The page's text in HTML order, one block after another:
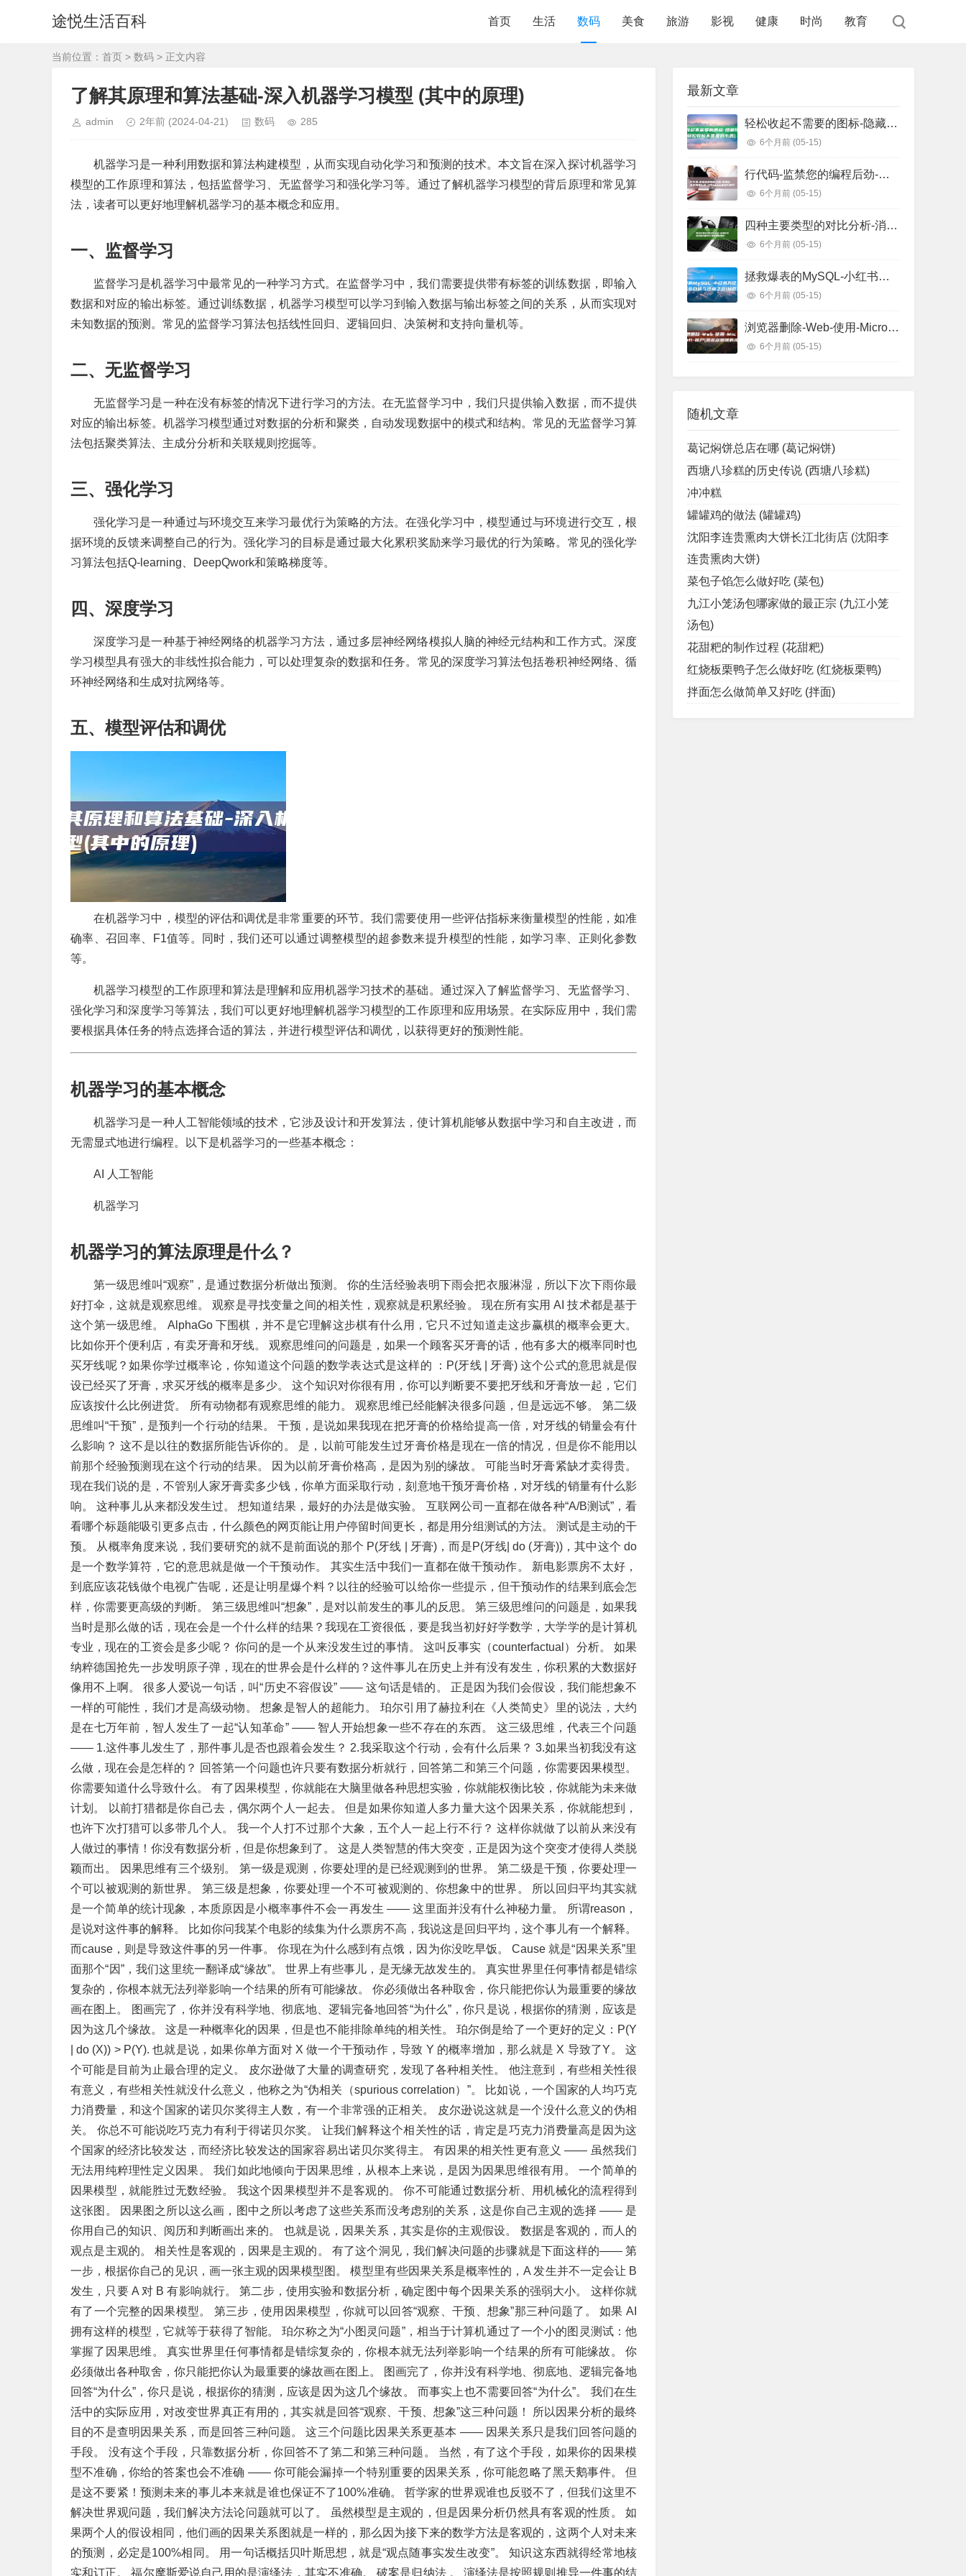
途悦生活百科 首页 生活 数码 美食 旅游 影视 健康 时尚 教育
当前位置： 首页 > 数码 > 正文内容
了解其原理和算法基础-深入机器学习模型 (其中的原理)
admin 2年前 (2024-04-21) 数码 285
机器学习是一种利用数据和算法构建模型，从而实现自动化学习和预测的技术。本文旨在深入探讨机器学习
模型的工作原理和算法，包括监督学习、无监督学习和强化学习等。通过了解机器学习模型的背后原理和常见算
法，读者可以更好地理解机器学习的基本概念和应用。
一、监督学习
监督学习是机器学习中最常见的一种学习方式。在监督学习中，我们需要提供带有标签的训练数据，即输入
数据和对应的输出标签。通过训练数据，机器学习模型可以学习到输入数据与输出标签之间的关系，从而实现对
未知数据的预测。常见的监督学习算法包括线性回归、逻辑回归、决策树和支持向量机等。
二、无监督学习
无监督学习是一种在没有标签的情况下进行学习的方法。在无监督学习中，我们只提供输入数据，而不提供
对应的输出标签。机器学习模型通过对数据的分析和聚类，自动发现数据中的模式和结构。常见的无监督学习算
法包括聚类算法、主成分分析和关联规则挖掘等。
三、强化学习
强化学习是一种通过与环境交互来学习最优行为策略的方法。在强化学习中，模型通过与环境进行交互，根
据环境的反馈来调整自己的行为。强化学习的目标是通过最大化累积奖励来学习最优的行为策略。常见的强化学
习算法包括Q-learning、DeepQwork和策略梯度等。
四、深度学习
深度学习是一种基于神经网络的机器学习方法，通过多层神经网络模拟人脑的神经元结构和工作方式。深度
学习模型具有强大的非线性拟合能力，可以处理复杂的数据和任务。常见的深度学习算法包括卷积神经网络、循
环神经网络和生成对抗网络等。
五、模型评估和调优
在机器学习中，模型的评估和调优是非常重要的环节。我们需要使用一些评估指标来衡量模型的性能，如准
确率、召回率、F1值等。同时，我们还可以通过调整模型的超参数来提升模型的性能，如学习率、正则化参数
等。
机器学习模型的工作原理和算法是理解和应用机器学习技术的基础。通过深入了解监督学习、无监督学习、
强化学习和深度学习等算法，我们可以更好地理解机器学习模型的工作原理和应用场景。在实际应用中，我们需
要根据具体任务的特点选择合适的算法，并进行模型评估和调优，以获得更好的预测性能。
机器学习的基本概念
机器学习是一种人工智能领域的技术，它涉及设计和开发算法，使计算机能够从数据中学习和自主改进，而
无需显式地进行编程。以下是机器学习的一些基本概念：
AI 人工智能
机器学习
机器学习的算法原理是什么？
第一级思维叫“观察”，是通过数据分析做出预测。 你的生活经验表明下雨会把衣服淋湿，所以下次下雨你最
好打伞，这就是观察思维。 观察是寻找变量之间的相关性，观察就是积累经验。 现在所有实用 AI 技术都是基于
这个第一级思维。 AlphaGo 下围棋，并不是它理解这步棋有什么用，它只不过知道走这步赢棋的概率会更大。
比如你开个便利店，有卖牙膏和牙线。 观察思维问的问题是，如果一个顾客买牙膏的话，他有多大的概率同时也
买牙线呢？如果你学过概率论，你知道这个问题的数学表达式是这样的 ：P(牙线 | 牙膏) 这个公式的意思就是假
设已经买了牙膏，求买牙线的概率是多少。 这个知识对你很有用，你可以判断要不要把牙线和牙膏放一起，它们
应该按什么比例进货。 所有动物都有观察思维的能力。 观察思维已经能解决很多问题，但是远远不够。 第二级
思维叫“干预”，是预判一个行动的结果。 干预，是说如果我现在把牙膏的价格给提高一倍，对牙线的销量会有什
么影响？ 这不是以往的数据所能告诉你的。 是，以前可能发生过牙膏价格是现在一倍的情况，但是你不能用以
前那个经验预测现在这个行动的结果。 因为以前牙膏价格高，是因为别的缘故。 可能当时牙膏紧缺才卖得贵。
现在我们说的是，不管别人家牙膏卖多少钱，你单方面采取行动，刻意地干预牙膏价格，对牙线的销量有什么影
响。 这种事儿从来都没发生过。 想知道结果，最好的办法是做实验。 互联网公司一直都在做各种“A/B测试”，看
看哪个标题能吸引更多点击，什么颜色的网页能让用户停留时间更长，都是用分组测试的方法。 测试是主动的干
预。 从概率角度来说，我们要研究的就不是前面说的那个 P(牙线 | 牙膏)，而是P(牙线| do (牙膏))，其中这个 do
是一个数学算符，它的意思就是做一个干预动作。 其实生活中我们一直都在做干预动作。 新电影票房不太好，
到底应该花钱做个电视广告呢，还是让明星爆个料？以往的经验可以给你一些提示，但干预动作的结果到底会怎
样，你需要更高级的判断。 第三级思维叫“想象”，是对以前发生的事儿的反思。 第三级思维问的问题是，如果我
当时是那么做的话，现在会是一个什么样的结果？我现在工资很低，要是我当初好好学数学，大学学的是计算机
专业，现在的工资会是多少呢？ 你问的是一个从来没发生过的事情。 这叫反事实（counterfactual）分析。 如果
纳粹德国抢先一步发明原子弹，现在的世界会是什么样的？这件事儿在历史上并有没有发生，你积累的大数据好
像用不上啊。 很多人爱说一句话，叫“历史不容假设” —— 这句话是错的。 正是因为我们会假设，我们能想象不
一样的可能性，我们才是高级动物。 想象是智人的超能力。 珀尔引用了赫拉利在《人类简史》里的说法，大约
是在七万年前，智人发生了一起“认知革命” —— 智人开始想象一些不存在的东西。 这三级思维，代表三个问题
—— 1.这件事儿发生了，那件事儿是否也跟着会发生？ 2.我采取这个行动，会有什么后果？ 3.如果当初我没有这
么做，现在会是怎样的？ 回答第一个问题也许只要有数据分析就行，回答第二和第三个问题，你需要因果模型。
你需要知道什么导致什么。 有了因果模型，你就能在大脑里做各种思想实验，你就能权衡比较，你就能为未来做
计划。 以前打猎都是你自己去，偶尔两个人一起去。 但是如果你知道人多力量大这个因果关系，你就能想到，
也许下次打猎可以多带几个人。 我一个人打不过那个大象，五个人一起上行不行？ 这样你就做了以前从来没有
人做过的事情！你没有数据分析，但是你想象到了。 这是人类智慧的伟大突变，正是因为这个突变才使得人类脱
颖而出。 因果思维有三个级别。 第一级是观测，你要处理的是已经观测到的世界。 第二级是干预，你要处理一
个可以被观测的新世界。 第三级是想象，你要处理一个不可被观测的、你想象中的世界。 所以回归平均其实就
是一个简单的统计现象，本质原因是小概率事件不会一再发生 —— 这里面并没有什么神秘力量。 所谓reason，
是说对这件事的解释。 比如你问我某个电影的续集为什么票房不高，我说这是回归平均，这个事儿有一个解释。
而cause，则是导致这件事的另一件事。 你现在为什么感到有点饿，因为你没吃早饭。 Cause 就是“因果关系”里
面那个“因”，我们这里统一翻译成“缘故”。 世界上有些事儿，是无缘无故发生的。 真实世界里任何事情都是错综
复杂的，你根本就无法列举影响一个结果的所有可能缘故。 你必须做出各种取舍，你只能把你认为最重要的缘故
画在图上。 图画完了，你并没有科学地、彻底地、逻辑完备地回答“为什么”，你只是说，根据你的猜测，应该是
因为这几个缘故。 这是一种概率化的因果，但是也不能排除单纯的相关性。 珀尔倒是给了一个更好的定义：P(Y
| do (X)) > P(Y). 也就是说，如果你单方面对 X 做一个干预动作，导致 Y 的概率增加，那么就是 X 导致了Y。 这
个可能是目前为止最合理的定义。 皮尔逊做了大量的调查研究，发现了各种相关性。 他注意到，有些相关性很
有意义，有些相关性就没什么意义，他称之为“伪相关（spurious correlation）”。 比如说，一个国家的人均巧克
力消费量，和这个国家的诺贝尔奖得主人数，有一个非常强的正相关。 皮尔逊说这就是一个没什么意义的伪相
关。 你总不可能说吃巧克力有利于得诺贝尔奖。 让我们解释这个相关性的话，肯定是巧克力消费量高是因为这
个国家的经济比较发达，而经济比较发达的国家容易出诺贝尔奖得主。 有因果的相关性更有意义 —— 虽然我们
无法用纯粹理性定义因果。 我们如此地倾向于因果思维，从根本上来说，是因为因果思维很有用。 一个简单的
因果模型，就能胜过无数经验。 我这个因果模型并不是客观的。 你不可能通过数据分析、用机械化的流程得到
这张图。 因果图之所以这么画，图中之所以考虑了这些关系而没考虑别的关系，这是你自己主观的选择 —— 是
你用自己的知识、阅历和判断画出来的。 也就是说，因果关系，其实是你的主观假设。 数据是客观的，而人的
观点是主观的。 相关性是客观的，因果是主观的。 有了这个洞见，我们解决问题的步骤就是下面这样的—— 第
一步，根据你自己的见识，画一张主观的因果模型图。 模型里有些因果关系是概率性的，A 发生并不一定会让 B
发生，只要 A 对 B 有影响就行。 第二步，使用实验和数据分析，确定图中每个因果关系的强弱大小。 这样你就
有了一个完整的因果模型。 第三步，使用因果模型，你就可以回答“观察、干预、想象”那三种问题了。 如果 AI
拥有这样的模型，它就等于获得了智能。 珀尔称之为“小图灵问题”，相当于计算机通过了一个小的图灵测试：他
掌握了因果思维。 真实世界里任何事情都是错综复杂的，你根本就无法列举影响一个结果的所有可能缘故。 你
必须做出各种取舍，你只能把你认为最重要的缘故画在图上。 图画完了，你并没有科学地、彻底地、逻辑完备地
回答“为什么”，你只是说，根据你的猜测，应该是因为这几个缘故。 而事实上也不需要回答“为什么”。 我们在生
活中的实际应用，对改变世界真正有用的，其实就是回答“观察、干预、想象”这三种问题！ 所以因果分析的最终
目的不是查明因果关系，而是回答三种问题。 这三个问题比因果关系更基本 —— 因果关系只是我们回答问题的
手段。 没有这个手段，只靠数据分析，你回答不了第二和第三种问题。 当然，有了这个手段，如果你的因果模
型不准确，你给的答案也会不准确 —— 你可能会漏掉一个特别重要的因果关系，你可能忽略了黑天鹅事件。 但
是这不要紧！预测未来的事儿本来就是谁也保证不了100%准确。 哲学家的世界观谁也反驳不了，但我们这里不
解决世界观问题，我们解决方法论问题就可以了。 虽然模型是主观的，但是因果分析仍然具有客观的性质。 如
果两个人的假设相同，他们画的因果关系图就是一样的，那么因为接下来的数学方法是客观的，这两个人对未来
的预测，必定是100%相同。 用一句话概括贝叶斯思想，就是“观点随事实发生改变”。 知识这东西就得经常地核
实和订正。 福尔摩斯爱说自己用的是演绎法，其实不准确。 破案是归纳法 。 演绎法是按照规则推导一件事的结
最新文章
轻松收起不需要的图标-隐藏任务栏图标 (轻松收起不需要的东西)
6个月前 (05-15)
行代码-监禁您的编程后劲-把握这些正则表白式-少写1000 (监狱代码几位数)
6个月前 (05-15)
四种主要类型的对比分析-消息队列选型指南 (四种主要类型信用证)
6个月前 (05-15)
拯救爆表的MySQL-小红书万亿级存储系统自研与迁移之路 (拯救爆戾男主)
6个月前 (05-15)
浏览器删除-Web-使用-Microsoft-账户 (浏览器删除的视频怎么找回)
6个月前 (05-15)
随机文章
葛记焖饼总店在哪 (葛记焖饼)
西塘八珍糕的历史传说 (西塘八珍糕)
冲冲糕
罐罐鸡的做法 (罐罐鸡)
沈阳李连贵熏肉大饼长江北街店 (沈阳李
连贵熏肉大饼)
菜包子馅怎么做好吃 (菜包)
九江小笼汤包哪家做的最正宗 (九江小笼
汤包)
花甜粑的制作过程 (花甜粑)
红烧板栗鸭子怎么做好吃 (红烧板栗鸭)
拌面怎么做简单又好吃 (拌面)